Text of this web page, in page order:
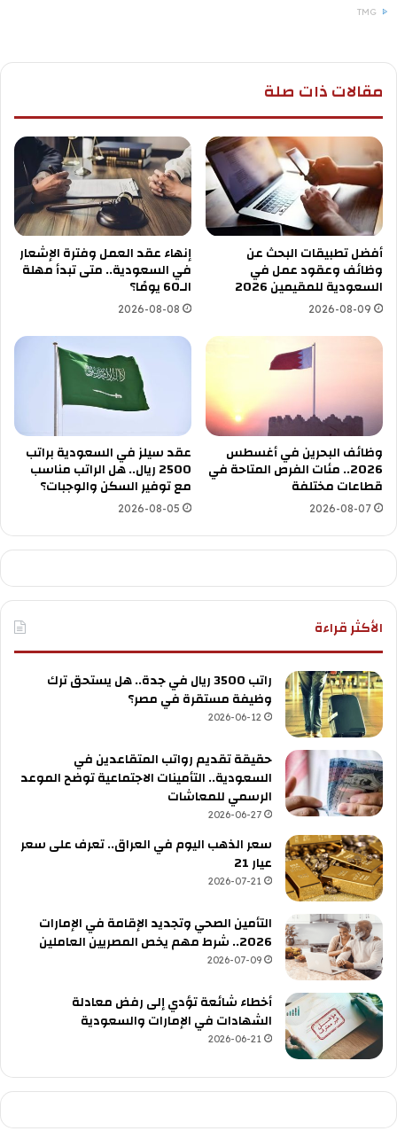
TMG
مقالات ذات صلة
أفضل تطبيقات البحث عن
وظائف وعقود عمل في
السعودية للمقيمين 2026
2026-08-09
إنهاء عقد العمل وفترة الإشعار
في السعودية.. متى تبدأ مهلة
الـ60 يومًا؟
2026-08-08
وظائف البحرين في أغسطس
2026.. مئات الفرص المتاحة في
قطاعات مختلفة
2026-08-07
عقد سيلز في السعودية براتب
2500 ريال.. هل الراتب مناسب
مع توفير السكن والوجبات؟
2026-08-05
الأكثر قراءة
راتب 3500 ريال في جدة.. هل يستحق ترك
وظيفة مستقرة في مصر؟
2026-06-12
حقيقة تقديم رواتب المتقاعدين في
السعودية.. التأمينات الاجتماعية توضح الموعد
الرسمي للمعاشات
2026-06-27
سعر الذهب اليوم في العراق.. تعرف على سعر
عيار 21
2026-07-21
التأمين الصحي وتجديد الإقامة في الإمارات
2026.. شرط مهم يخص المصريين العاملين
2026-07-09
أخطاء شائعة تؤدي إلى رفض معادلة
الشهادات في الإمارات والسعودية
2026-06-21